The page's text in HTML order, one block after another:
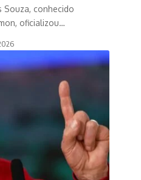
Souza, conhecido
oficializou…